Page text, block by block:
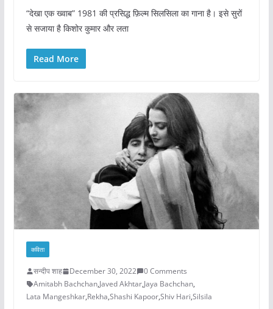
“देखा एक ख्वाब” 1981 की प्रसिद्ध फ़िल्म सिलसिला का गाना है। इसे सुरों
से सजाया है किशोर कुमार और लता
Read More
कविता
सन्दीप शाह December 30, 2022
0 Comments
Amitabh Bachchan,Javed Akhtar,Jaya Bachchan,
Lata Mangeshkar,Rekha,Shashi Kapoor,Shiv Hari,Silsila